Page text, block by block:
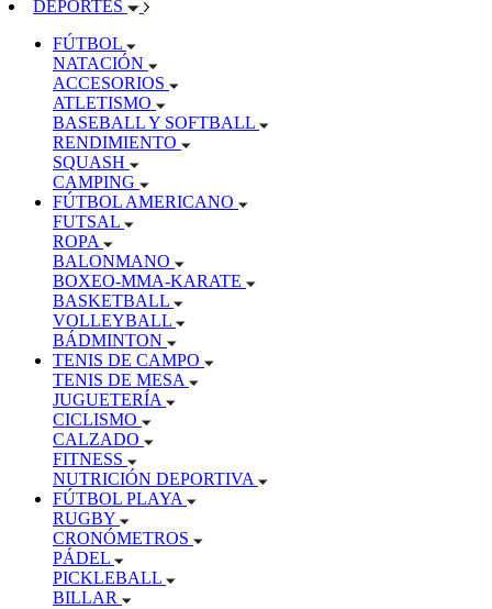
DEPORTES
FÚTBOL
NATACIÓN
ACCESORIOS
ATLETISMO
BASEBALL Y SOFTBALL
RENDIMIENTO
SQUASH
CAMPING
FÚTBOL AMERICANO
FUTSAL
ROPA
BALONMANO
BOXEO-MMA-KARATE
BASKETBALL
VOLLEYBALL
BÁDMINTON
TENIS DE CAMPO
TENIS DE MESA
JUGUETERÍA
CICLISMO
CALZADO
FITNESS
NUTRICIÓN DEPORTIVA
FÚTBOL PLAYA
RUGBY
CRONÓMETROS
PÁDEL
PICKLEBALL
BILLAR